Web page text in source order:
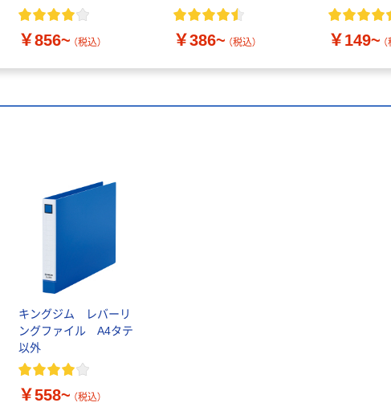
￥856~ （税込）
リムスタイル
￥386~ （税込） ￥149~
キングジム レバーリ
ングファイル A4タテ
以外
￥558~ （税込）